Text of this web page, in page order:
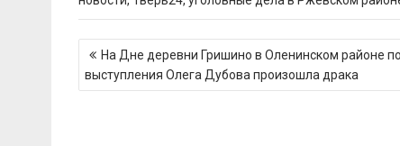
Навигация
по
записям
На Дне деревни Гришино в Оленинском районе
выступления Олега Дубова произошла драка